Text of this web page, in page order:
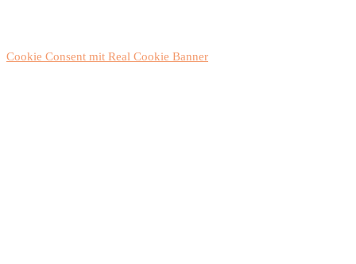
Cookie Consent mit Real Cookie Banner